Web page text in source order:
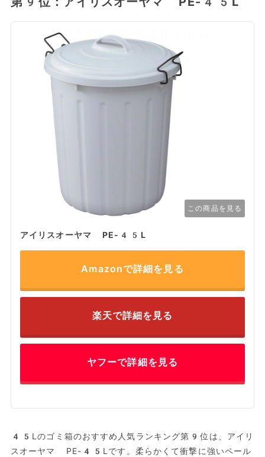
この商品を見る
アイリスオーヤマ PE-45L
Amazonで詳細を見る
楽天で詳細を見る
ヤフーで詳細を見る
45Lのゴミ箱のおすすめ人気ランキング第9位は、アイリ
スオーヤマ PE-45Lです。柔らかくて衝撃に強いペール